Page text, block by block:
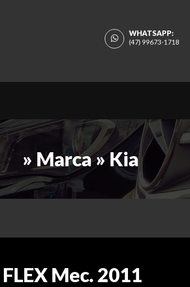
WHATSAPP:
(47) 99673-1718
» Marca » Kia
Mec. 2011